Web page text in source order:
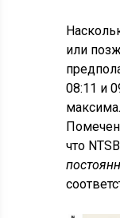
или
08:11 и
что